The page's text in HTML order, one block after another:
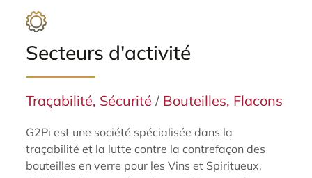
Secteurs d'activité
Traçabilité, Sécurité/ Bouteilles, Flacons
G2Pi est une société spécialisée dans la
traçabilité et la lutte contre la contrefaçon des
bouteilles en verre pour les Vins et Spiritueux.